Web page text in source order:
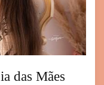
das Mães